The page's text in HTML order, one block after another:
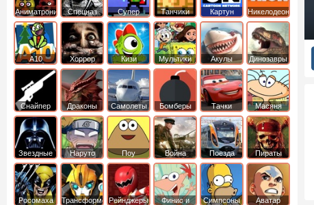
Аниматроники Спецназ
Супер
бойцы
Танчики
Картун
нетворк
Никелодеон
А10 Хоррор Кизи Мультики Акулы Динозавры
Снайпер Драконы Самолеты Бомберы Тачки Масяня
Звездные
войны
Наруто Поу Война Поезда
Пираты
Карибского
Моря
Росомаха ТрансформерыРейнджеры
Финис и
Симпсоны
Аватар